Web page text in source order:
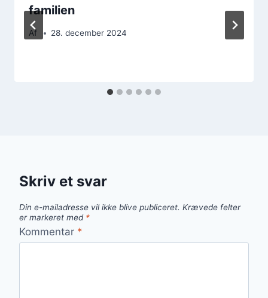
familien
Af 28. december 2024
Skriv et svar
Din e-mailadresse vil ikke blive publiceret. Krævede felter
er markeret med *
Kommentar *